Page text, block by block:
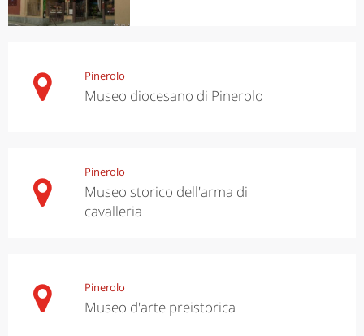
Pinerolo
Museo diocesano di Pinerolo
Pinerolo
Museo storico dell'arma di
cavalleria
Pinerolo
Museo d'arte preistorica